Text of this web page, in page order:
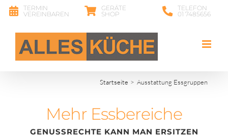
Zum
Inhalt
springen
TERMIN
VEREINBAREN
GERÄTE
SHOP
TELEFON
01 7485656
Startseite Ausstattung Essgruppen
Mehr Essbereiche
GENUSSRECHTE KANN MAN ERSITZEN